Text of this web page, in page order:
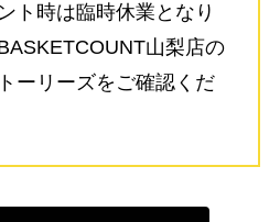
ト時は臨時休業となり
山梨店の
ーリーズをご確認くだ